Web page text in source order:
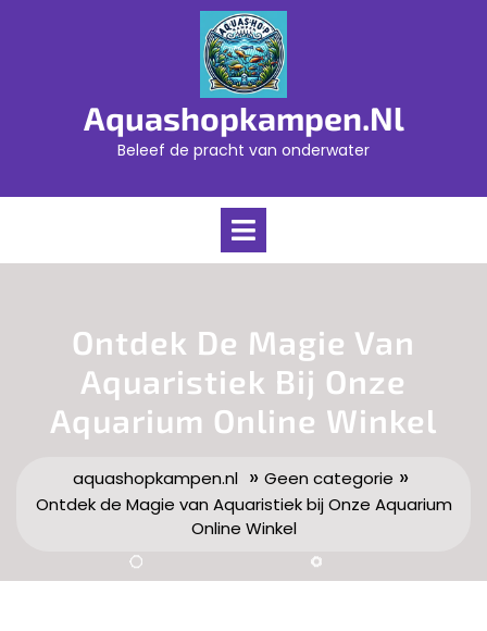
Aquashopkampen.nl
Beleef de pracht van onderwater
Open
Ontdek De Magie Van
Aquaristiek Bij Onze
Aquarium Online Winkel
aquashopkampen.nl » Geen categorie »
Ontdek de Magie van Aquaristiek bij Onze Aquarium
Online Winkel